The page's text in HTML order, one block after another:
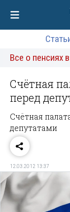
Все о пенсиях
Счётная
перед
Счётная
депутатами
12.03.2012 13:37